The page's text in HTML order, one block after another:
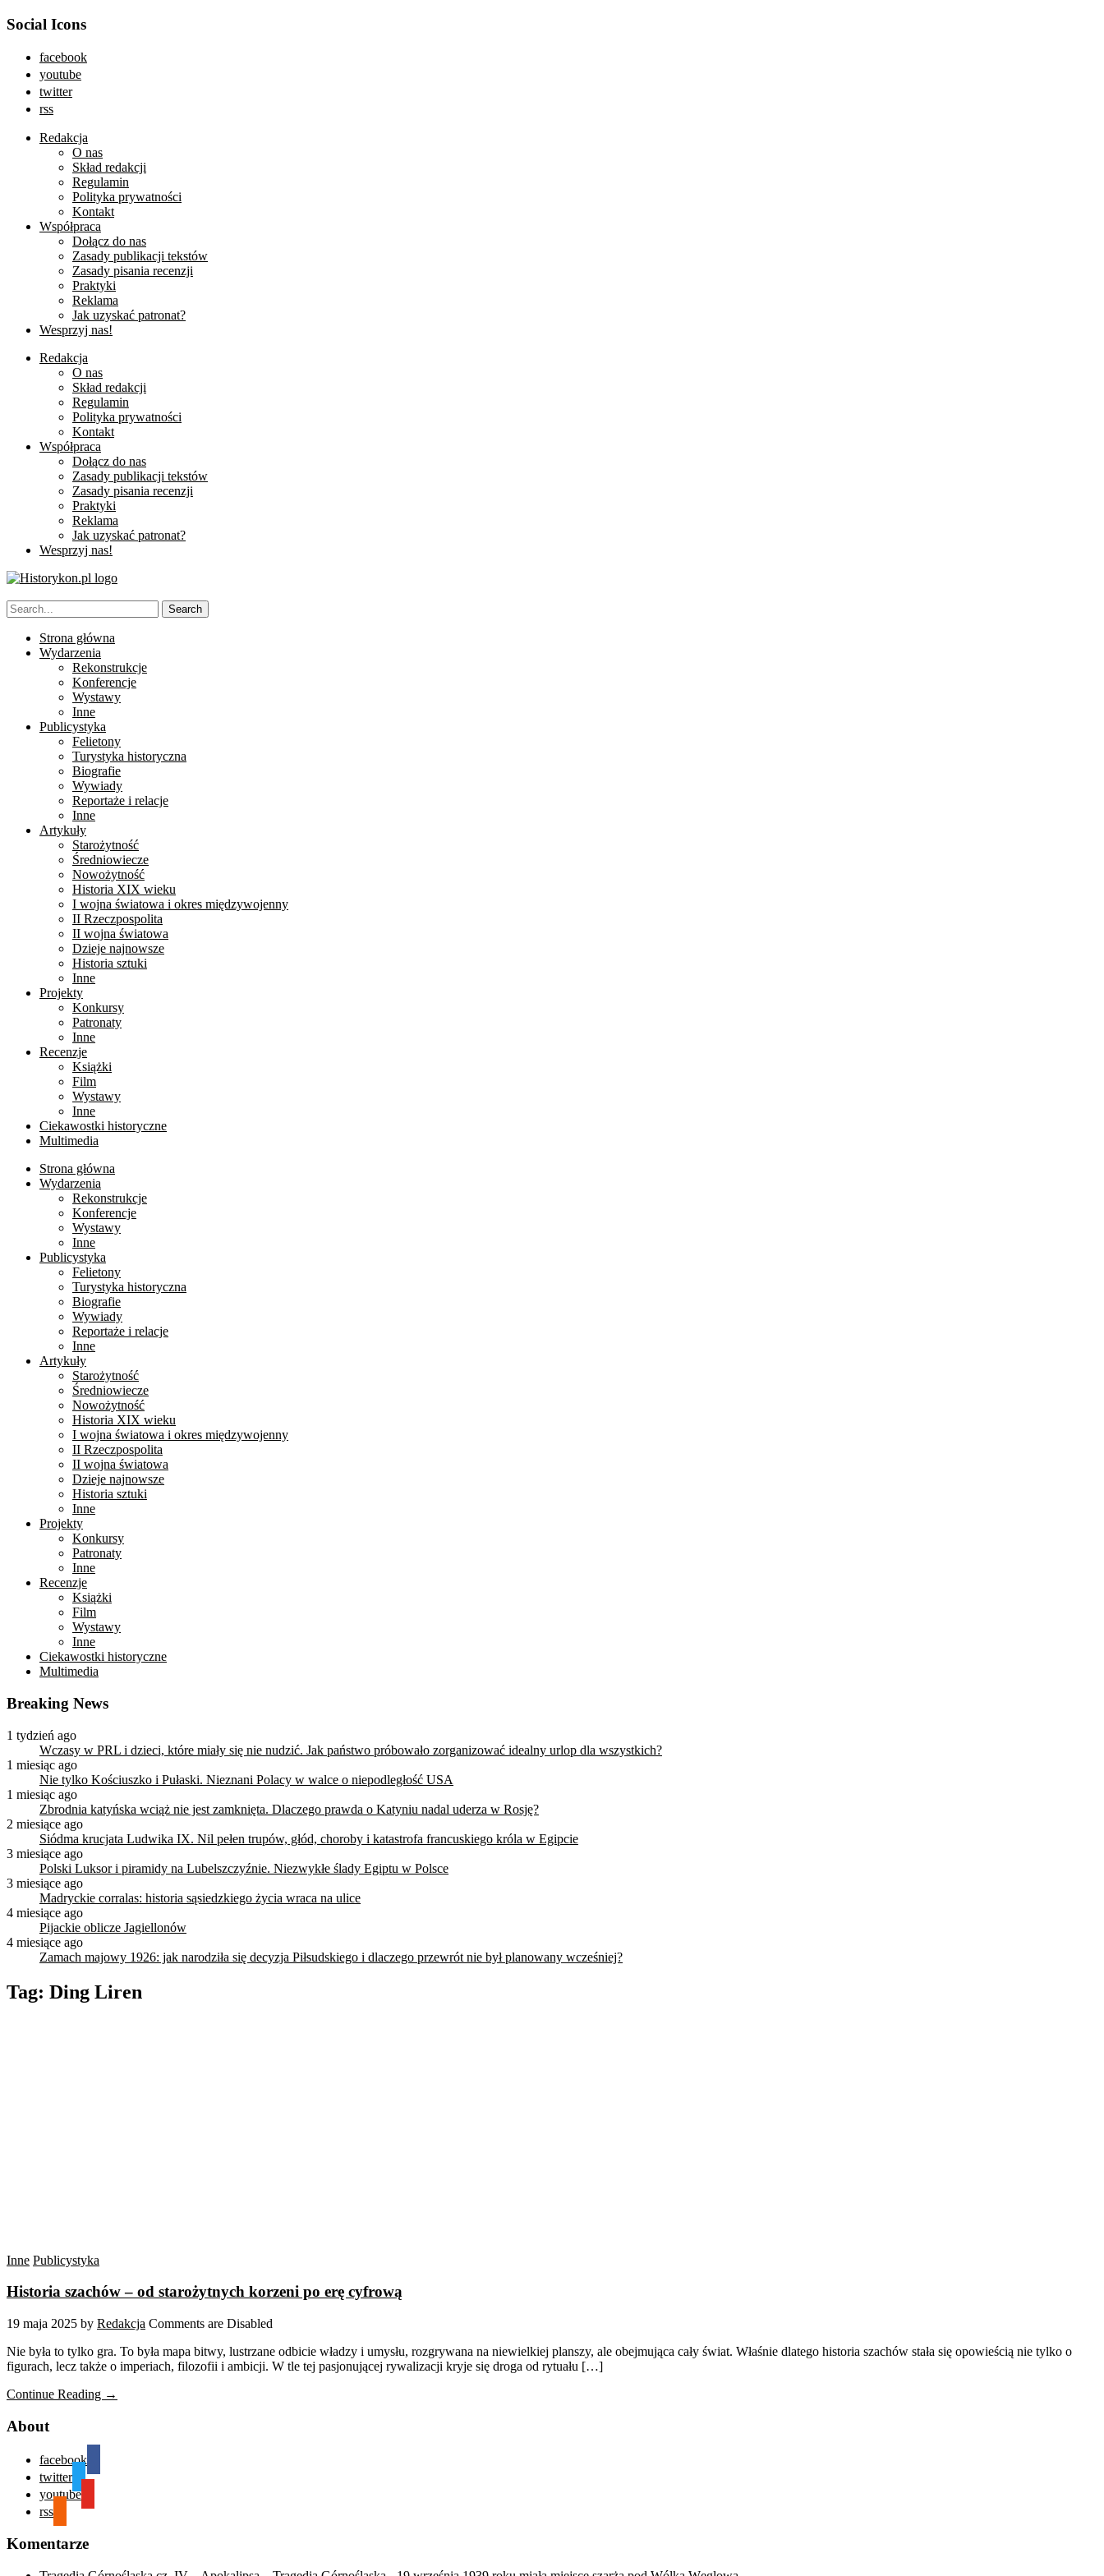
Social Icons
facebook
youtube
twitter
rss
Redakcja
O nas
Skład redakcji
Regulamin
Polityka prywatności
Kontakt
Współpraca
Dołącz do nas
Zasady publikacji tekstów
Zasady pisania recenzji
Praktyki
Reklama
Jak uzyskać patronat?
Wesprzyj nas!
Redakcja
O nas
Skład redakcji
Regulamin
Polityka prywatności
Kontakt
Współpraca
Dołącz do nas
Zasady publikacji tekstów
Zasady pisania recenzji
Praktyki
Reklama
Jak uzyskać patronat?
Wesprzyj nas!
Strona główna
Wydarzenia
Rekonstrukcje
Konferencje
Wystawy
Inne
Publicystyka
Felietony
Turystyka historyczna
Biografie
Wywiady
Reportaże i relacje
Inne
Artykuły
Starożytność
Średniowiecze
Nowożytność
Historia XIX wieku
I wojna światowa i okres międzywojenny
II Rzeczpospolita
II wojna światowa
Dzieje najnowsze
Historia sztuki
Inne
Projekty
Konkursy
Patronaty
Inne
Recenzje
Książki
Film
Wystawy
Inne
Ciekawostki historyczne
Multimedia
Strona główna
Wydarzenia
Rekonstrukcje
Konferencje
Wystawy
Inne
Publicystyka
Felietony
Turystyka historyczna
Biografie
Wywiady
Reportaże i relacje
Inne
Artykuły
Starożytność
Średniowiecze
Nowożytność
Historia XIX wieku
I wojna światowa i okres międzywojenny
II Rzeczpospolita
II wojna światowa
Dzieje najnowsze
Historia sztuki
Inne
Projekty
Konkursy
Patronaty
Inne
Recenzje
Książki
Film
Wystawy
Inne
Ciekawostki historyczne
Multimedia
Breaking News
1 tydzień ago
Wczasy w PRL i dzieci, które miały się nie nudzić. Jak państwo próbowało zorganizować idealny urlop dla wszystkich?
1 miesiąc ago
Nie tylko Kościuszko i Pułaski. Nieznani Polacy w walce o niepodległość USA
1 miesiąc ago
Zbrodnia katyńska wciąż nie jest zamknięta. Dlaczego prawda o Katyniu nadal uderza w Rosję?
2 miesiące ago
Siódma krucjata Ludwika IX. Nil pełen trupów, głód, choroby i katastrofa francuskiego króla w Egipcie
3 miesiące ago
Polski Luksor i piramidy na Lubelszczyźnie. Niezwykłe ślady Egiptu w Polsce
3 miesiące ago
Madryckie corralas: historia sąsiedzkiego życia wraca na ulice
4 miesiące ago
Pijackie oblicze Jagiellonów
4 miesiące ago
Zamach majowy 1926: jak narodziła się decyzja Piłsudskiego i dlaczego przewrót nie był planowany wcześniej?
Tag: Ding Liren
Inne Publicystyka
Historia szachów – od starożytnych korzeni po erę cyfrową
19 maja 2025 by Redakcja Comments are Disabled
Nie była to tylko gra. To była mapa bitwy, lustrzane odbicie władzy i umysłu, rozgrywana na niewielkiej planszy, ale obejmująca cały świat. Właśnie dlatego historia szachów stała się opowieścią nie tylko o
figurach, lecz także o imperiach, filozofii i ambicji. W tle tej pasjonującej rywalizacji kryje się droga od rytuału […]
Continue Reading →
About
facebook
twitter
youtube
rss
Komentarze